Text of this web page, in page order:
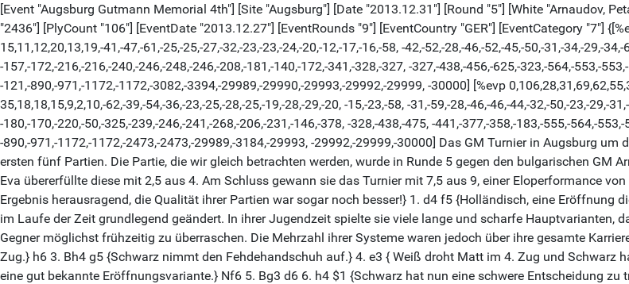
[Event "Augsburg Gutmann Memorial 4th"] [Site "Augsburg"] [Date "2013.12.31"] [Round "5"] [White "Arnaudov,
"2436"] [PlyCount "106"] [EventDate "2013.12.27"] [EventRounds "9"] [EventCountry "GER"] [EventCategory "7"]
15,11,12,20,13,19,-41,-47,-61,-25,-25,-27,-32,-23,-23,-24,-20,-12,-17,-16,-58, -42,-52,-28,-46,-52,-45,-50,-31,-34,-29,-
-157,-172,-216,-216,-240,-246,-248,-246,-208,-181,-140,-172,-341,-328,-327, -327,-438,-456,-625,-323,-564,-553,-
-121,-890,-971,-1172,-1172,-3082,-3394,-29989,-29990,-29993,-29992,-29999, -30000] [%evp
35,18,18,15,9,2,10,-62,-39,-54,-36,-23,-25,-28,-25,-19,-28,-29,-20, -15,-23,-58, -31,-59,-28,-46,-46,-44,-32,-50,-23,-29,-
-180,-170,-220,-50,-325,-239,-246,-241,-268,-206,-231,-146,-378, -328,-438,-475, -441,-377,-358,-183,-555,-564,-
-890,-971,-1172,-1172,-2473,-2473,-29989,-3184,-29993, -29992,-29999,-30000] Das GM Turnier in Augsburg
ersten fünf Partien. Die Partie, die wir gleich betrachten werden, wurde in Runde 5 gegen den bulgarischen GM
Eva übererfüllte diese mit 2,5 aus 4. Am Schluss gewann sie das Turnier mit 7,5 aus 9, einer Eloperformance
Ergebnis herausragend, die Qualität ihrer Partien war sogar noch besser!} 1. d4 f5 {Holländisch, eine Eröffnung
im Laufe der Zeit grundlegend geändert. In ihrer Jugendzeit spielte sie viele lange und scharfe Hauptvarianten,
Gegner möglichst frühzeitig zu überraschen. Die Mehrzahl ihrer Systeme waren jedoch über ihre gesamte
Zug.} h6 3. Bh4 g5 {Schwarz nimmt den Fehdehandschuh auf.} 4. e3 { Weiß droht Matt im 4. Zug und Schwarz
eine gut bekannte Eröffnungsvariante.} Nf6 5. Bg3 d6 6. h4 $1 {Schwarz hat nun eine schwere Entscheidung